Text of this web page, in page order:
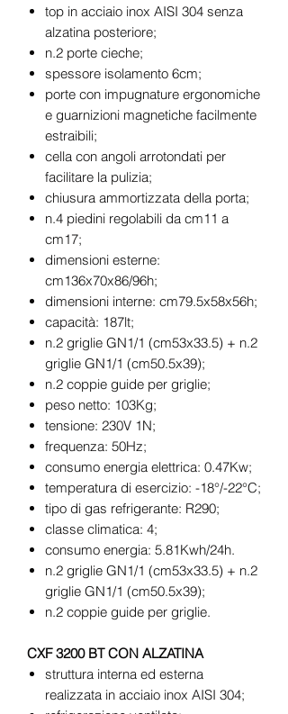
top in acciaio inox AISI 304 senza
alzatina posteriore;
n.2 porte cieche;
spessore isolamento 6cm;
porte con impugnature ergonomiche
e guarnizioni magnetiche facilmente
estraibili;
cella con angoli arrotondati per
facilitare la pulizia;
chiusura ammortizzata della porta;
n.4 piedini regolabili da cm11 a
cm17;
dimensioni esterne:
cm136x70x86/96h;
dimensioni interne: cm79.5x58x56h;
capacità: 187lt;
n.2 griglie GN1/1 (cm53x33.5) + n.2
griglie GN1/1 (cm50.5x39);
n.2 coppie guide per griglie;
peso netto: 103Kg;
tensione: 230V 1N;
frequenza: 50Hz;
consumo energia elettrica: 0.47Kw;
temperatura di esercizio: -18°/-22°C;
tipo di gas refrigerante: R290;
classe climatica: 4;
consumo energia: 5.81Kwh/24h.
n.2 griglie GN1/1 (cm53x33.5) + n.2
griglie GN1/1 (cm50.5x39);
n.2 coppie guide per griglie.
CXF 3200 BT CON ALZATINA
struttura interna ed esterna
realizzata in acciaio inox AISI 304;